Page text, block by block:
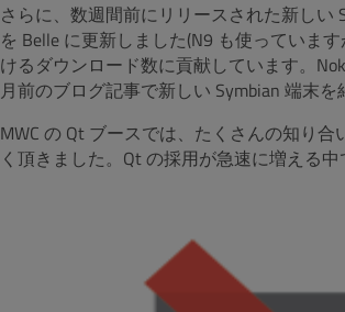
さらに、数週間前にリリースされた新しい
を Belle に更新しました(N9 も使っていま
けるダウンロード数に貢献しています。
月前のブログ記事で新しい Symbian 端末
MWC の Qt ブースでは、たくさんの知り
く頂きました。Qt の採用が急速に増える